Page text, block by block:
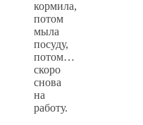
кормила,
потом
мыла
посуду,
потом…
скоро
снова
на
работу.